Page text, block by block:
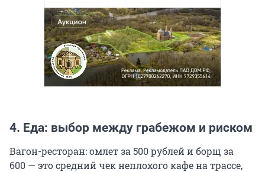
4. Еда: выбор между грабежом и риском
Вагон-ресторан: омлет за 500 рублей и борщ за
600 — это средний чек неплохого кафе на трассе,